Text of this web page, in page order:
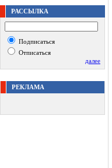
РАССЫЛКА
Подписаться
Отписаться
далее
РЕКЛАМА